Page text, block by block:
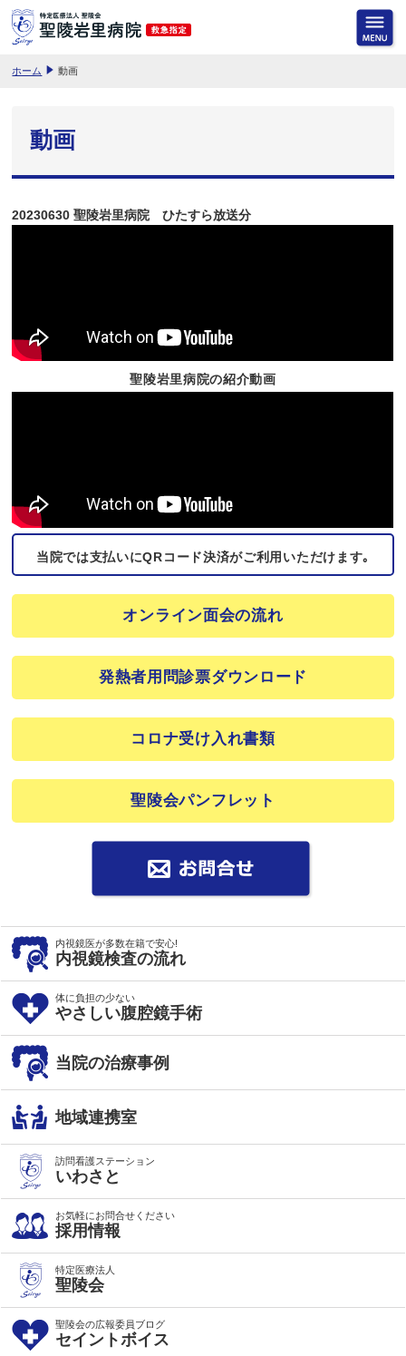
ホーム 動画
動画
20230630 聖陵岩里病院 ひたすら放送分
聖陵岩里病院の紹介動画
当院では支払いにQRコード決済がご利用いただけます｡
オンライン面会の流れ
発熱者用問診票ダウンロード
コロナ受け入れ書類
聖陵会パンフレット
内視鏡医が多数在籍で安心!
内視鏡検査の流れ
体に負担の少ない
やさしい腹腔鏡手術
当院の治療事例
地域連携室
訪問看護ステーション
いわさと
お気軽にお問合せください
採用情報
特定医療法人
聖陵会
聖陵会の広報委員ブログ
セイントボイス